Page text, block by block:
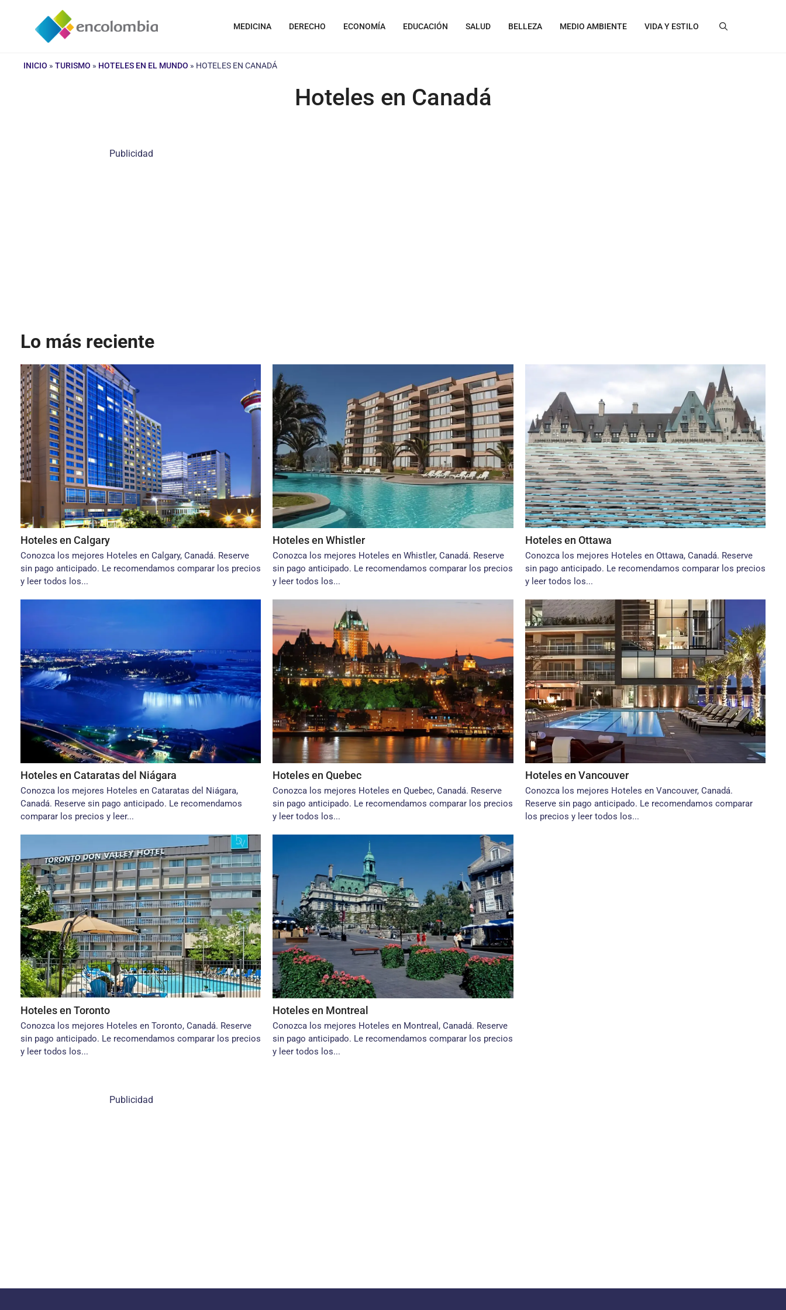
contenido
MEDICINA DERECHO ECONOMÍA EDUCACIÓN SALUD BELLEZA MEDIO AMBIENTE VIDA Y ESTILO
INICIO » TURISMO » HOTELES EN EL MUNDO » HOTELES EN CANADÁ
Hoteles en Canadá
Publicidad
Lo más reciente
Hoteles en Calgary
Conozca los mejores Hoteles en Calgary, Canadá. Reserve
sin pago anticipado. Le recomendamos comparar los precios
y leer todos los...
Hoteles en Whistler
Conozca los mejores Hoteles en Whistler, Canadá. Reserve
sin pago anticipado. Le recomendamos comparar los precios
y leer todos los...
Hoteles en Ottawa
Conozca los mejores Hoteles en Ottawa, Canadá. Reserve
sin pago anticipado. Le recomendamos comparar los precios
y leer todos los...
Hoteles en Cataratas del Niágara
Conozca los mejores Hoteles en Cataratas del Niágara,
Canadá. Reserve sin pago anticipado. Le recomendamos
comparar los precios y leer...
Hoteles en Quebec
Conozca los mejores Hoteles en Quebec, Canadá. Reserve
sin pago anticipado. Le recomendamos comparar los precios
y leer todos los...
Hoteles en Vancouver
Conozca los mejores Hoteles en Vancouver, Canadá.
Reserve sin pago anticipado. Le recomendamos comparar
los precios y leer todos los...
Hoteles en Toronto
Conozca los mejores Hoteles en Toronto, Canadá. Reserve
sin pago anticipado. Le recomendamos comparar los precios
y leer todos los...
Hoteles en Montreal
Conozca los mejores Hoteles en Montreal, Canadá. Reserve
sin pago anticipado. Le recomendamos comparar los precios
y leer todos los...
Publicidad